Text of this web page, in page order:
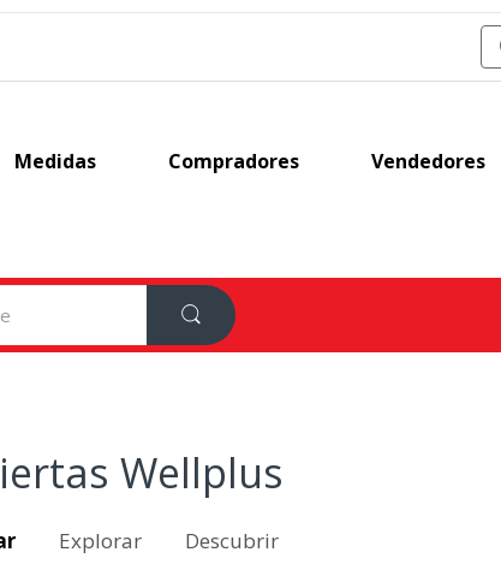
Medidas Compradores Vendedores
Wellplus
Explorar Descubrir